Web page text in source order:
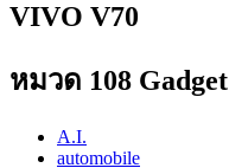
VIVO V70
หมวด 108 Gadget
A.I.
automobile